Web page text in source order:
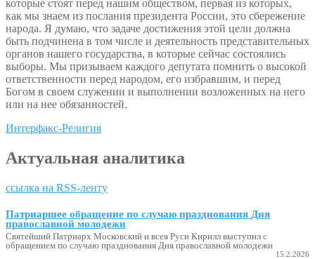
которые стоят перед нашим обществом, первая из которых,
как мы знаем из послания президента России, это сбережение
народа. Я думаю, что задаче достижения этой цели должна
быть подчинена в том числе и деятельность представительных
органов нашего государства, в которые сейчас состоялись
выборы. Мы призываем каждого депутата помнить о высокой
ответственности перед народом, его избравшим, и перед
Богом в своем служении и выполнении возложенных на него
или на нее обязанностей.
Интерфакс-Религия
Актуальная аналитика
ссылка на RSS-ленту
Патриаршее обращение по случаю празднования Дня
православной молодежи
Святейший Патриарх Московский и всея Руси Кирилл выступил с
обращением по случаю празднования Дня православной молодежи
15.2.2026